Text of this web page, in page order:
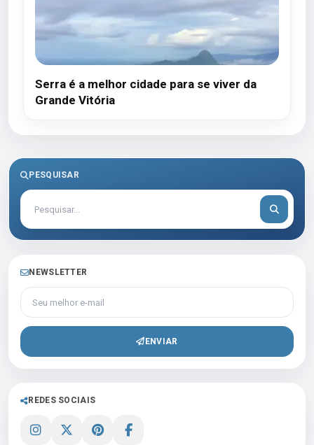
Serra é a melhor cidade para se viver da
Grande Vitória
PESQUISAR
NEWSLETTER
Seu melhor e-mail
ENVIAR
REDES SOCIAIS